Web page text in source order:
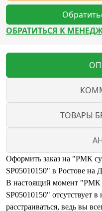
ОБРАТИТЬСЯ К
ТОВАРЫ
Оформить заказ на "РМК
SP05010150" в Ростове на
В настоящий момент "РМК
SP05010150" отсутствует
расстраиваться, ведь вы